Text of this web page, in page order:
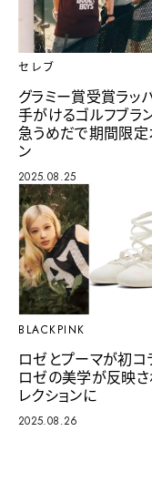
セレブ
グラミー賞受賞ラッ
手がけるゴルフブラ
急うめだで期間限定
ン
2025.08.25
BLACKPINK
ロゼとプーマが初コ
ロゼの美学が反映
レクションに
2025.08.26